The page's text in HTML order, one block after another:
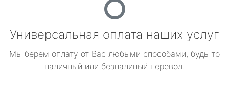
Универсальная оплата наших услуг
Мы берем оплату от Вас любыми способами, будь то
наличный или безналиный перевод.